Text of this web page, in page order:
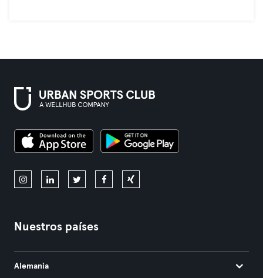
Nuestros países
Alemania